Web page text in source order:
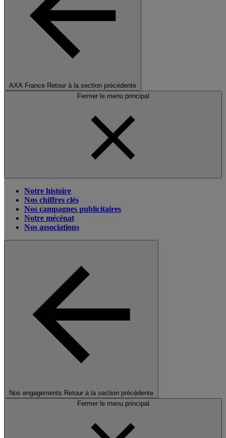
AXA France Retour à la section précédente
Fermer le menu principal
Notre histoire
Nos chiffres clés
Nos campagnes publicitaires
Notre mécénat
Nos associations
Nos engagements Retour à la section précédente
Fermer le menu principal